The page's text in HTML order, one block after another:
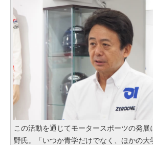
この活動を通じてモータースポーツの発展
野氏。「いつか青学だけでなく、ほかの大